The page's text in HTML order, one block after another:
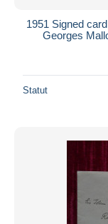
1951 Signed
Georges
Statut